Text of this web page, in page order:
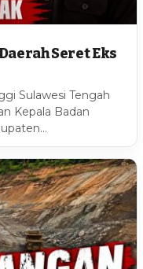
Seret Eks
Sulawesi Tengah
Kepala Badan